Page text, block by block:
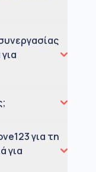
για τη
για